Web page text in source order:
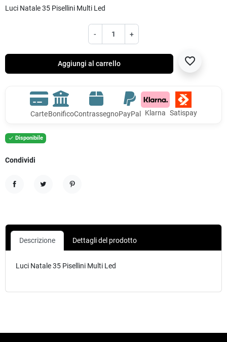
Luci Natale 35 Pisellini Multi Led
- +
Aggiungi al carrello favorite_border
CarteBonificoContrassegnoPayPal Klarna Satispay
 Disponibile
Condividi
Descrizione Dettagli del prodotto
Luci Natale 35 Pisellini Multi Led